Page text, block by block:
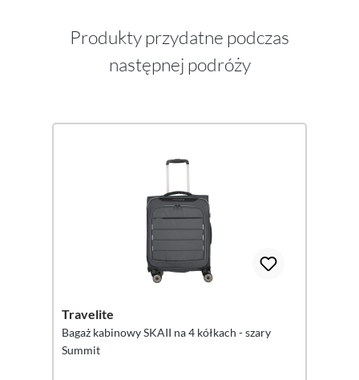
Produkty przydatne podczas
następnej podróży
Travelite
Bagaż kabinowy SKAII na 4 kółkach - szary
Summit